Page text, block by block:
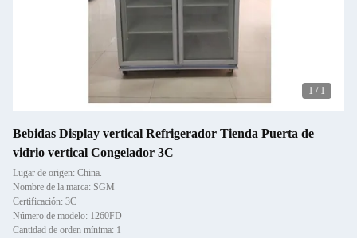
1 / 1
Bebidas Display vertical Refrigerador Tienda Puerta de
vidrio vertical Congelador 3C
Lugar de origen: China.
Nombre de la marca: SGM
Certificación: 3C
Número de modelo: 1260FD
Cantidad de orden mínima: 1